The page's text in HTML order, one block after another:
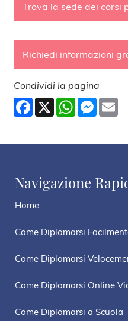
Trova la sede dei corsi
Richiedi informazioni
Condividi la pagina
Facebook
X WhatsApp
Navigazione
Home
Come Diplomarsi
Come Diplomarsi
Come Diplomarsi Online
Come Diplomarsi a Scuola